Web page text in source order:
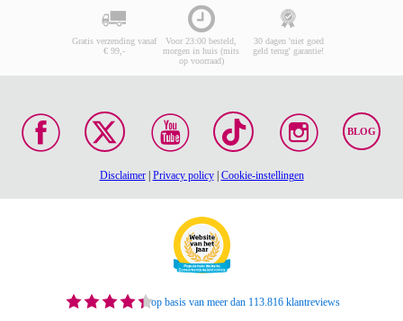
Gratis verzending vanaf
€ 99,-
Voor 23:00 besteld,
morgen in huis (mits
op voorraad)
30 dagen 'niet goed
geld terug' garantie!
BLOG
Disclaimer| Privacy policy| Cookie-instellingen
op basis van meer dan 113.816 klantreviews